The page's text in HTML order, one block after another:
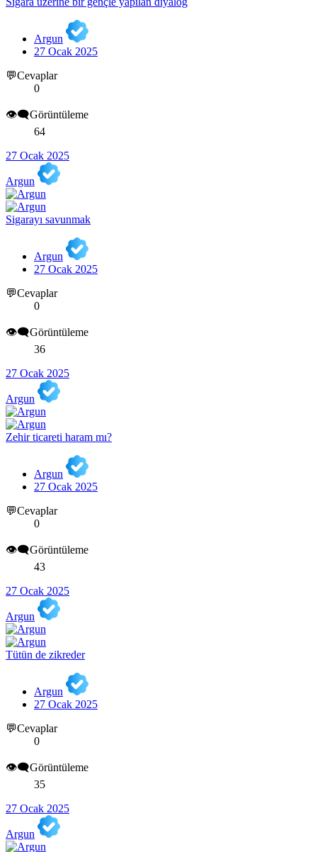
Argun
27 Ocak 2025
💬Cevaplar
0
👁️‍🗨️Görüntüleme
64
27 Ocak 2025
Argun
Sigarayı savunmak
Argun
27 Ocak 2025
💬Cevaplar
0
👁️‍🗨️Görüntüleme
36
27 Ocak 2025
Argun
Zehir ticareti haram mı?
Argun
27 Ocak 2025
💬Cevaplar
0
👁️‍🗨️Görüntüleme
43
27 Ocak 2025
Argun
Tütün de zikreder
Argun
27 Ocak 2025
💬Cevaplar
0
👁️‍🗨️Görüntüleme
35
27 Ocak 2025
Argun